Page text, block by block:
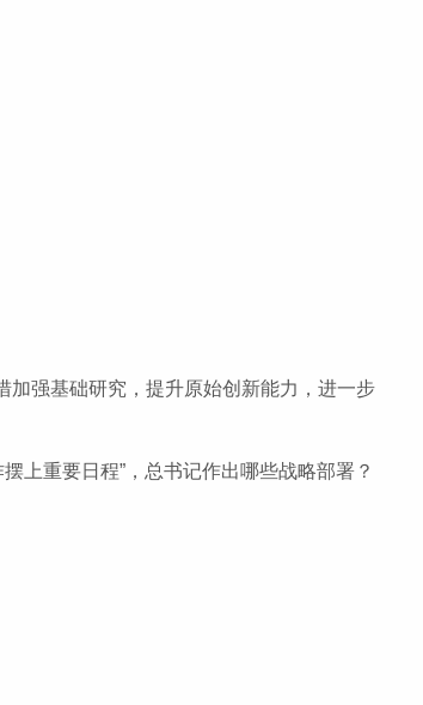
加强基础研究，提升原始创新能力，进一步
上重要日程”，总书记作出哪些战略部署？